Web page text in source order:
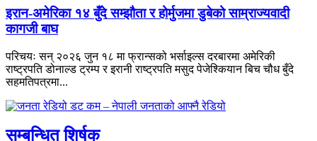
इरान-अमेरिका १४ बुँदे सम्झौता र होर्मुजमा डुबेको साम्राज्यवादी
कागजी बाघ
परिचयः सन् २०२६ जुन १८ मा फ्रान्सको भर्साइल्स दरबारमा अमेरिकी
राष्ट्रपति डोनाल्ड ट्रम्प र इरानी राष्ट्रपति मसुद पेजेश्कियान बिच चौध बुँदे
सहमतिपत्रमा...
सम्बन्धित शिर्षक